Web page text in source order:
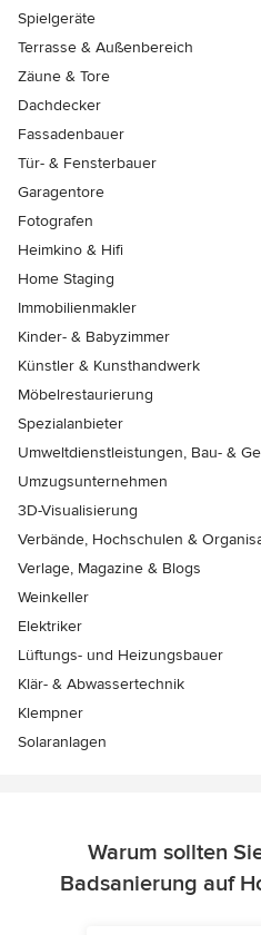
Spielgeräte
Terrasse & Außenbereich
Zäune & Tore
Dachdecker
Fassadenbauer
Tür- & Fensterbauer
Garagentore
Fotografen
Heimkino & Hifi
Home Staging
Immobilienmakler
Kinder- & Babyzimmer
Künstler & Kunsthandwerk
Möbelrestaurierung
Spezialanbieter
Umweltdienstleistungen, Bau- &
Umzugsunternehmen
3D-Visualisierung
Verbände, Hochschulen &
Verlage, Magazine & Blogs
Weinkeller
Elektriker
Lüftungs- und Heizungsbauer
Klär- & Abwassertechnik
Klempner
Solaranlagen
Warum sollten
Badsanierung auf